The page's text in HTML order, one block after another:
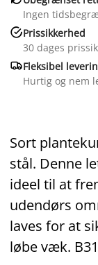
Ingen
Prissikkerhed
30 dages
Fleksibel
Hurtig og nem
Sort
stål. Denne
ideel til at
udendørs
laves for at
løbe væk.